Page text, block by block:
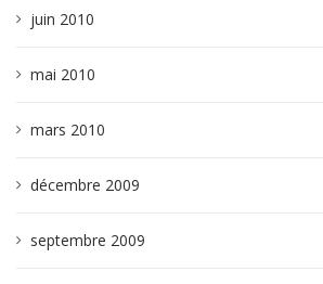
juin 2010
mai 2010
mars 2010
décembre 2009
septembre 2009